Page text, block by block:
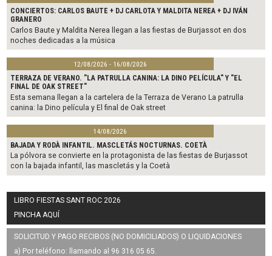
CONCIERTOS: CARLOS BAUTE + DJ CARLOTA Y MALDITA NEREA + DJ IVÁN
GRANERO
Carlos Baute y Maldita Nerea llegan a las fiestas de Burjassot en dos
noches dedicadas a la música
12/08/2026 - 16/08/2026
TERRAZA DE VERANO. "LA PATRULLA CANINA: LA DINO PELÍCULA" Y "EL
FINAL DE OAK STREET"
Esta semana llegan a la cartelera de la Terraza de Verano La patrulla
canina: la Dino película y El final de Oak street
14/08/2026
BAJADA Y RODÀ INFANTIL. MASCLETÁS NOCTURNAS. COETÀ
La pólvora se convierte en la protagonista de las fiestas de Burjassot
con la bajada infantil, las mascletás y la Coetà
LIBRO FIESTAS SANT ROC 2026
PINCHA AQUÍ
SOLICITUD Y PAGO RECIBOS (NO DOMICILIADOS) O LIQUIDACIONES
a) Por teléfono: llamando al 96 316 05 65.